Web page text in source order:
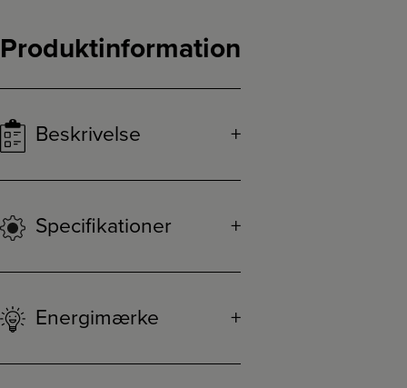
Produktinformation
Beskrivelse
Specifikationer
Energimærke